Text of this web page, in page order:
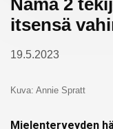
Nämä 2
itsensä
19.5.2023
Kuva: Annie Spratt
Mielenterveyden